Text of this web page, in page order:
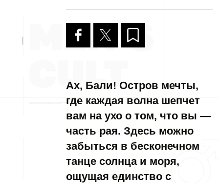
Ах, Бали! Остров мечты,
где каждая волна шепчет
вам на ухо о том, что вы —
часть рая. Здесь можно
забыться в бесконечном
танце солнца и моря,
ощущая единство с